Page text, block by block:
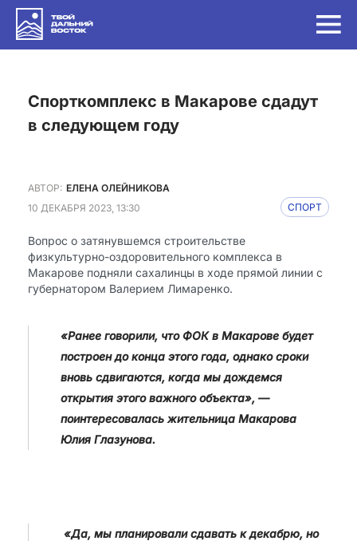
Спорткомплекс в Макарове сдадут
в следующем году
АВТОР: ЕЛЕНА ОЛЕЙНИКОВА
10 ДЕКАБРЯ 2023, 13:30
СПОРТ
Вопрос о затянувшемся строительстве
физкультурно-оздоровительного комплекса в
Макарове подняли сахалинцы в ходе прямой линии с
губернатором Валерием Лимаренко.
«Ранее говорили, что ФОК в Макарове будет
построен до конца этого года, однако сроки
вновь сдвигаются, когда мы дождемся
открытия этого важного объекта», —
поинтересовалась жительница Макарова
Юлия Глазунова.
«Да, мы планировали сдавать к декабрю, но